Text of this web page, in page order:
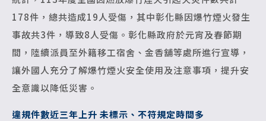
178件，總共造成19人受傷，其中彰化縣因爆竹煙火發生
事故共3件，導致8人受傷。彰化縣政府於元宵及春節期
間，陸續派員至外籍移工宿舍、金香舖等處所進行宣導，
讓外國人充分了解爆竹煙火安全使用及注意事項，提升安
全意識以降低災害。
違規件數近三年上升 未標示、不符規定時間多